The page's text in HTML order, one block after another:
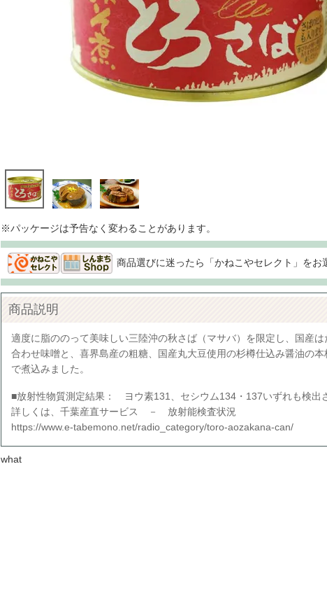
※パッケージは予告なく変わることがあります。
商品選びに迷ったら「かねこやセレクト」をお
商品説明
適度に脂ののって美味しい三陸沖の秋さば（マサバ）を限定し、国産
合わせ味噌と、喜界島産の粗糖、国産丸大豆使用の杉樽仕込み醤油の本
で煮込みました。
■放射性物質測定結果： ヨウ素131、セシウム134・137いずれも検出
詳しくは、千葉産直サービス － 放射能検査状況
https://www.e-tabemono.net/radio_category/toro-aozakana-can/
what